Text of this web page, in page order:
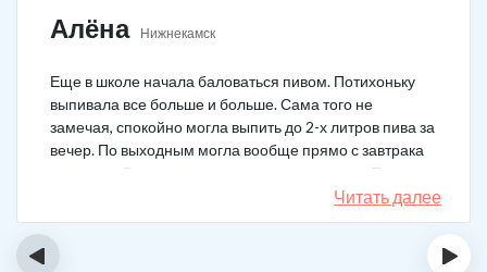
Алёна Нижнекамск
Еще в школе начала баловаться пивом. Потихоньку
выпивала все больше и больше. Сама того не
замечая, спокойно могла выпить до 2-х литров пива за
вечер. По выходным могла вообще прямо с завтрака
выпивать. В клинику решила позвонить сама. Прошла
курс и уже год не принимаю алкоголь вообще никакой.
Читать далее
‹ ›